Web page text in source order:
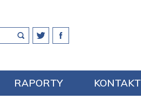
RAPORTY KONTAKT